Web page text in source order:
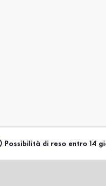
Possibilità di reso entro 14